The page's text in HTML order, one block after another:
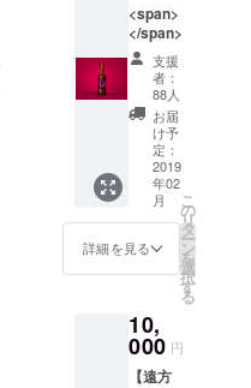
<span>
</span>
支援
者：
88人
お届
け予
定：
2019
年02
月
詳細を見る
こ
の
リ
タ
ー
ン
を
選
択
す
る
10,
000 円
【遠方